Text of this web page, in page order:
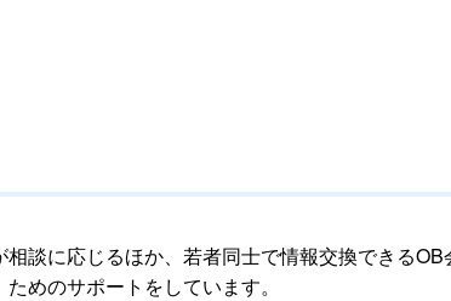
談に応じるほか、若者同士で情報交換できる
めのサポートをしています。